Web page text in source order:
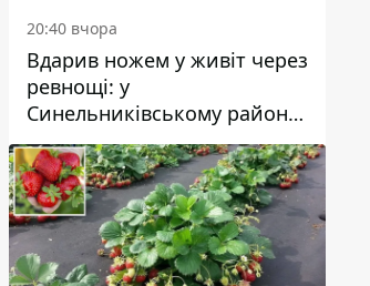
20:40 вчора
Вдарив ножем у живіт через
ревнощі: у
Синельниківському районі
затримали 49-річного
чоловіка за вбивство